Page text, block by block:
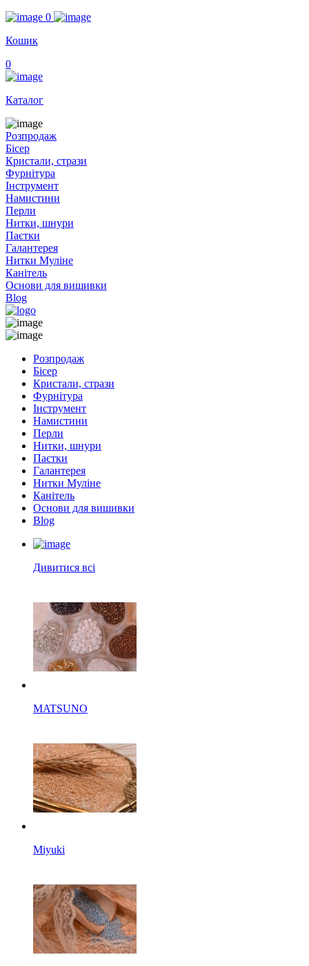
0
Кошик
0
Каталог
Розпродаж
Бісер
Кристали, стрази
Фурнітура
Інструмент
Намистини
Перли
Нитки, шнури
Паєтки
Галантерея
Нитки Муліне
Канітель
Основи для вишивки
Blog
Розпродаж
Бісер
Кристали, стрази
Фурнітура
Інструмент
Намистини
Перли
Нитки, шнури
Паєтки
Галантерея
Нитки Муліне
Канітель
Основи для вишивки
Blog
Дивитися всі
MATSUNO
Miyuki